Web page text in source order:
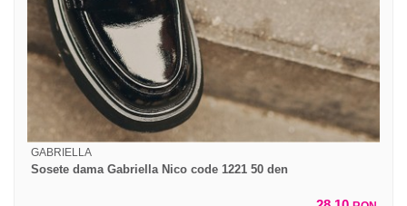
GABRIELLA
Sosete dama Gabriella Nico code 1221 50 den